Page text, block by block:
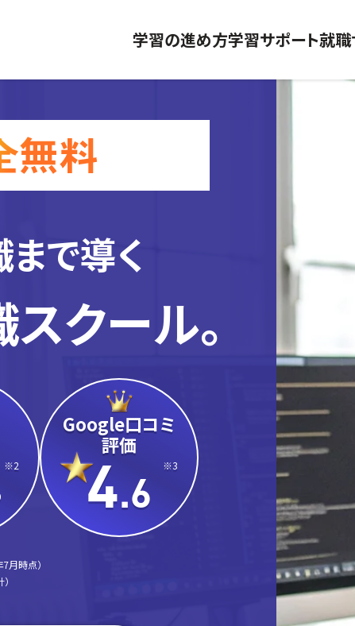
学習の進め方学習サポート就職
で導く
クール。
※2
Google口コミ
評価
4.6
※3
月時点）